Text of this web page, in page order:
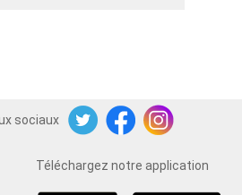
sociaux
TwitterFacebookInstagram
Téléchargez notre application